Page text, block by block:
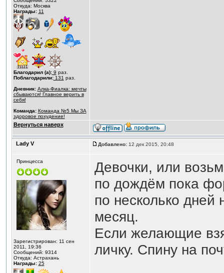
Откуда: Москва
Награды: 11
Благодарил (а):9 раз.
Поблагодарили:131 раз.
Дневник: Алка-Фиалка: мечты
сбываются! Главное верить в
себя!
Команда: Команда №5 Мы ЗА
здоровое похудение!
Вернуться наверх
Lady V Добавлено:12 дек 2015, 20:48
Принцесса
Зарегистрирован: 11 сен
2011, 19:36
Сообщений: 9314
Откуда: Астрахань
Награды: 25
Девочки, или
по дождём пока
по несколько дней
месяц.
Если желающие
личку. Спину на